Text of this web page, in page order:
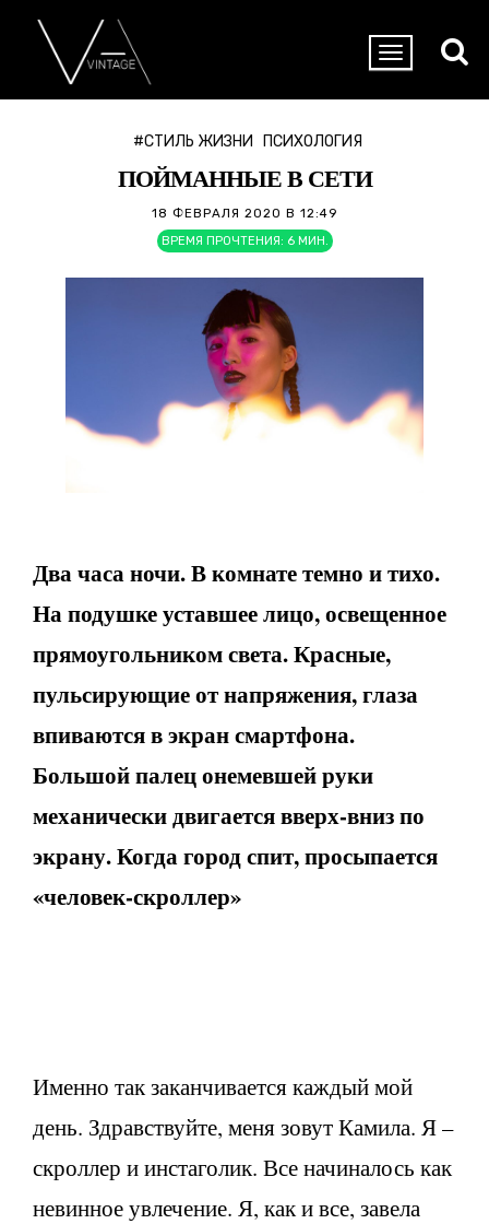
#СТИЛЬ ЖИЗНИ ПСИХОЛОГИЯ
ПОЙМАННЫЕ В СЕТИ
18 ФЕВРАЛЯ 2020 В 12:49
ВРЕМЯ ПРОЧТЕНИЯ: 6 МИН.
Два часа ночи. В комнате темно и тихо.
На подушке уставшее лицо, освещенное
прямоугольником света. Красные,
пульсирующие от напряжения, глаза
впиваются в экран смартфона.
Большой палец онемевшей руки
механически двигается вверх-вниз по
экрану. Когда город спит, просыпается
«человек-скроллер»
Именно так заканчивается каждый мой
день. Здравствуйте, меня зовут Камила. Я –
скроллер и инстаголик. Все начиналось как
невинное увлечение. Я, как и все, завела